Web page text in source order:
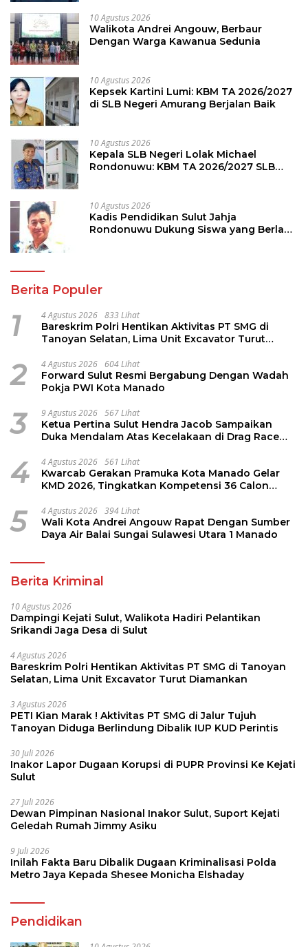
10 Agustus 2026
Walikota Andrei Angouw, Berbaur
Dengan Warga Kawanua Sedunia
10 Agustus 2026
Kepsek Kartini Lumi: KBM TA 2026/2027
di SLB Negeri Amurang Berjalan Baik
10 Agustus 2026
Kepala SLB Negeri Lolak Michael
Rondonuwu: KBM TA 2026/2027 SLB
10 Agustus 2026
Kadis Pendidikan Sulut Jahja
Rondonuwu Dukung Siswa yang Berlaga
Berita Populer
1 4 Agustus 2026 833 Lihat
Bareskrim Polri Hentikan Aktivitas PT SMG di
Tanoyan Selatan, Lima Unit Excavator Turut
2 4 Agustus 2026 604 Lihat
Forward Sulut Resmi Bergabung Dengan Wadah
Pokja PWI Kota Manado
3 9 Agustus 2026 567 Lihat
Ketua Pertina Sulut Hendra Jacob Sampaikan
Duka Mendalam Atas Kecelakaan di Drag Race
4 4 Agustus 2026 561 Lihat
Kwarcab Gerakan Pramuka Kota Manado Gelar
KMD 2026, Tingkatkan Kompetensi 36 Calon
5 4 Agustus 2026 394 Lihat
Wali Kota Andrei Angouw Rapat Dengan Sumber
Daya Air Balai Sungai Sulawesi Utara 1 Manado
Berita Kriminal
10 Agustus 2026
Dampingi Kejati Sulut, Walikota Hadiri Pelantikan
Srikandi Jaga Desa di Sulut
4 Agustus 2026
Bareskrim Polri Hentikan Aktivitas PT SMG di Tanoyan
Selatan, Lima Unit Excavator Turut Diamankan
3 Agustus 2026
PETI Kian Marak ! Aktivitas PT SMG di Jalur Tujuh
Tanoyan Diduga Berlindung Dibalik IUP KUD Perintis
30 Juli 2026
Inakor Lapor Dugaan Korupsi di PUPR Provinsi Ke Kejati
Sulut
27 Juli 2026
Dewan Pimpinan Nasional Inakor Sulut, Suport Kejati
Geledah Rumah Jimmy Asiku
9 Juli 2026
Inilah Fakta Baru Dibalik Dugaan Kriminalisasi Polda
Metro Jaya Kepada Shesee Monicha Elshaday
Pendidikan